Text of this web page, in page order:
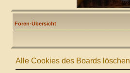
Foren-Übersicht
Alle Cookies des Boards löschen